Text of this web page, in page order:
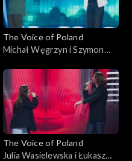
The Voice of Poland
Michał Węgrzyn i Szymon
Voice of Poland”, Bitwy, 11
października 2025
The Voice of Poland
Julia Wasielewska i Łukasz